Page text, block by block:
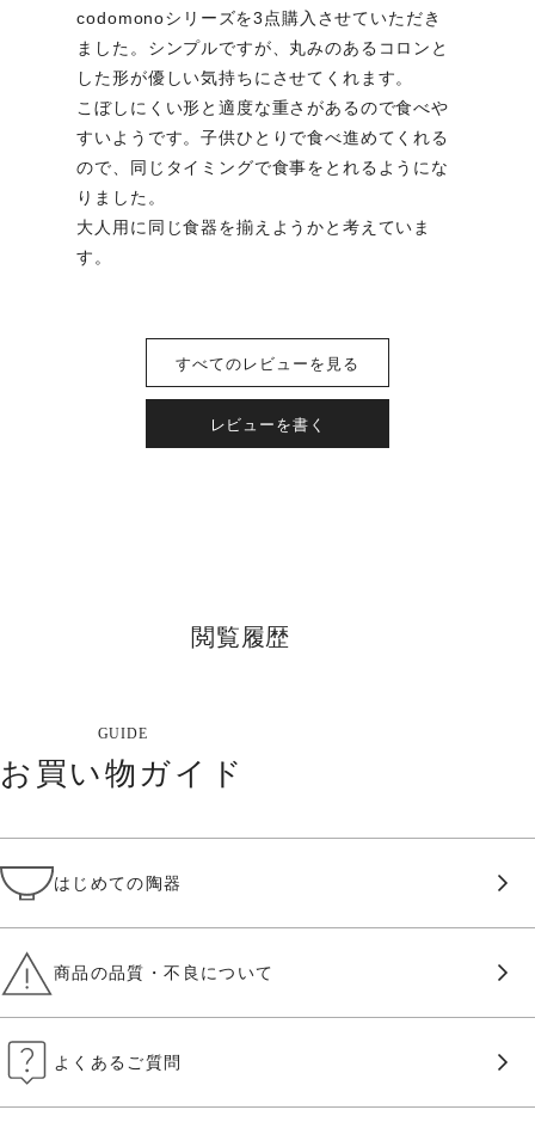
codomonoシリーズを3点購入させていただき
ました。シンプルですが、丸みのあるコロンと
した形が優しい気持ちにさせてくれます。
こぼしにくい形と適度な重さがあるので食べや
すいようです。子供ひとりで食べ進めてくれる
ので、同じタイミングで食事をとれるようにな
りました。
大人用に同じ食器を揃えようかと考えていま
す。
すべてのレビューを見る
レビューを書く
閲覧履歴
GUIDE
お買い物ガイド
はじめての陶器
商品の品質・不良について
よくあるご質問